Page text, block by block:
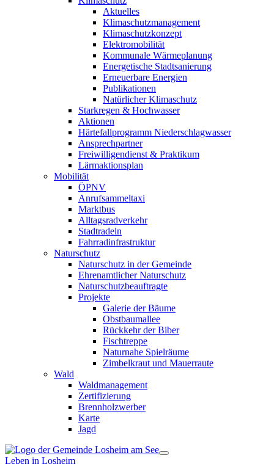
Aktuelles
Klimaschutzmanagement
Klimaschutzkonzept
Elektromobilität
Kommunale Wärmeplanung
Energetische Stadtsanierung
Erneuerbare Energien
Publikationen
Natürlicher Klimaschutz
Starkregen & Hochwasser
Aktionen
Härtefallprogramm Niederschlagwasser
Ansprechpartner
Freiwilligendienst & Praktikum
Lärmaktionsplan
Mobilität
ÖPNV
Anrufsammeltaxi
Marktbus
Alltagsradverkehr
Stadtradeln
Fahrradinfrastruktur
Naturschutz
Naturschutz in der Gemeinde
Ehrenamtlicher Naturschutz
Naturschutzbeauftragte
Projekte
Galerie der Bäume
Obstbaumallee
Rückkehr der Biber
Fischtreppe
Naturnahe Spielräume
Zimbelkraut und Mauerraute
Wald
Waldmanagement
Zertifizierung
Brennholzwerber
Karte
Jagd
Leben in Losheim